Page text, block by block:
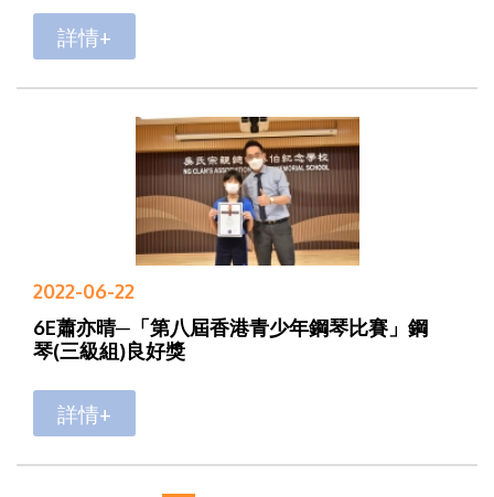
詳情+
2022-06-22
6E蕭亦晴─「第八屆香港青少年鋼琴比賽」鋼
琴(三級組)良好獎
詳情+